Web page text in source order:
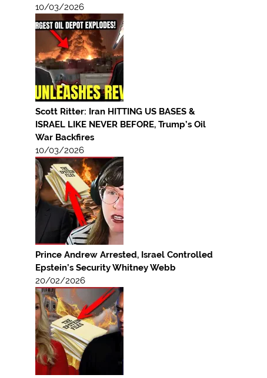
10/03/2026
Scott Ritter: Iran HITTING US BASES &
ISRAEL LIKE NEVER BEFORE, Trump’s Oil
War Backfires
10/03/2026
Prince Andrew Arrested, Israel Controlled
Epstein’s Security Whitney Webb
20/02/2026